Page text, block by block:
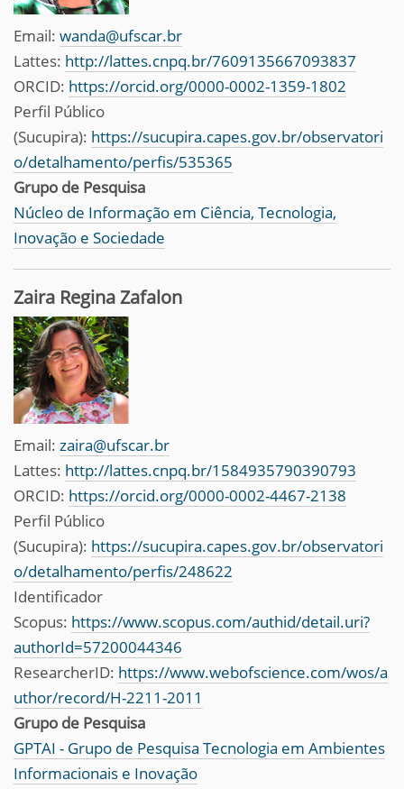
Email: wanda@ufscar.br
Lattes: http://lattes.cnpq.br/7609135667093837
ORCID: https://orcid.org/0000-0002-1359-1802
Perfil Público
(Sucupira): https://sucupira.capes.gov.br/observatori
o/detalhamento/perfis/535365
Grupo de Pesquisa
Núcleo de Informação em Ciência, Tecnologia,
Inovação e Sociedade
Zaira Regina Zafalon
Email: zaira@ufscar.br
Lattes: http://lattes.cnpq.br/1584935790390793
ORCID: https://orcid.org/0000-0002-4467-2138
Perfil Público
(Sucupira): https://sucupira.capes.gov.br/observatori
o/detalhamento/perfis/248622
Identificador
Scopus: https://www.scopus.com/authid/detail.uri?
authorId=57200044346
ResearcherID: https://www.webofscience.com/wos/a
uthor/record/H-2211-2011
Grupo de Pesquisa
GPTAI - Grupo de Pesquisa Tecnologia em Ambientes
Informacionais e Inovação